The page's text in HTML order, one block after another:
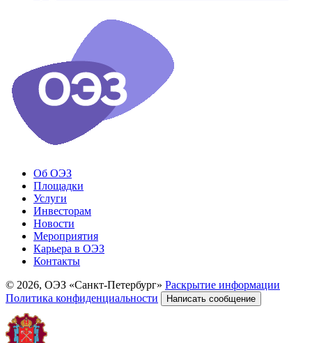
Об ОЭЗ
Площадки
Услуги
Инвесторам
Новости
Мероприятия
Карьера в ОЭЗ
Контакты
© 2026, ОЭЗ «Санкт-Петербург» Раскрытие информации
Политика конфиденциальности
Написать сообщение